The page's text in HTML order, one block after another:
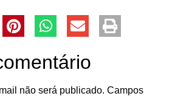
não será publicado. Campos